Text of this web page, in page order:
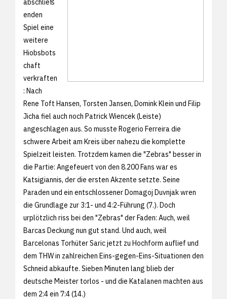
abschließ
enden
Spiel eine
weitere
Hiobsbots
chaft
verkraften
: Nach
Rene Toft Hansen, Torsten Jansen, Domink Klein und Filip
Jicha fiel auch noch Patrick Wiencek (Leiste)
angeschlagen aus. So musste Rogerio Ferreira die
schwere Arbeit am Kreis über nahezu die komplette
Spielzeit leisten. Trotzdem kamen die "Zebras" besser in
die Partie: Angefeuert von den 8.200 Fans war es
Katsigiannis, der die ersten Akzente setzte. Seine
Paraden und ein entschlossener Domagoj Duvnjak wren
die Grundlage zur 3:1- und 4:2-Führung (7.). Doch
urplötzlich riss bei den "Zebras" der Faden: Auch, weil
Barcas Deckung nun gut stand. Und auch, weil
Barcelonas Torhüter Saric jetzt zu Hochform auflief und
dem THW in zahlreichen Eins-gegen-Eins-Situationen den
Schneid abkaufte. Sieben Minuten lang blieb der
deutsche Meister torlos - und die Katalanen machten aus
dem 2:4 ein 7:4 (14.)